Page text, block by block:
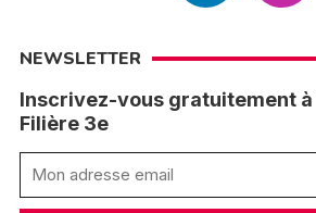
NEWSLETTER
Inscrivez-vous gratuitement
Filière 3e